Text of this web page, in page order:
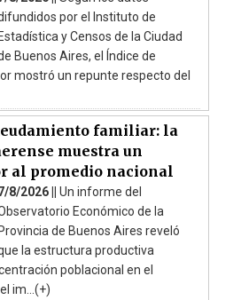
por el Instituto de
y Censos de la Ciudad
Buenos Aires, el Índice de
mostró un repunte respecto del
familiar: la
muestra un
al promedio nacional
8/2026 || Un informe del
Económico de la
de Buenos Aires reveló
la estructura productiva
poblacional en el
im...(+)